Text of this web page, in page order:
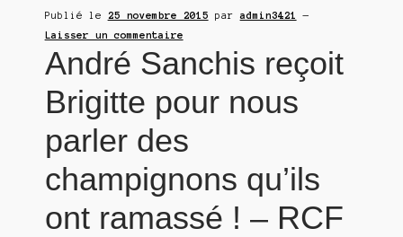
Publié le 25 novembre 2015 paradmin3421
—
Laisser un commentaire
André Sanchis reçoit
Brigitte pour nous
parler des
champignons qu’ils
ont ramassé ! – RCF